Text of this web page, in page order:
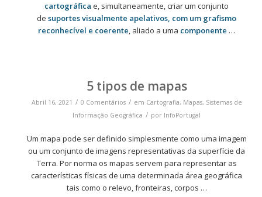
cartográfica e, simultaneamente, criar um conjunto
desuportes visualmente apelativos, com um grafismo
reconhecível e coerente, aliado a uma componente …
5 tipos de mapas
Abril 16, 2021 / 0 Comentários / em Cartografia, Mapas, Sistemas de
Informação Geográfica / por InfoPortugal
Um mapa pode ser definido simplesmente como uma imagem
ou um conjunto de imagens representativas da superfície da
Terra. Por norma os mapas servem para representar as
características físicas de uma determinada área geográfica
tais como o relevo, fronteiras, corpos …